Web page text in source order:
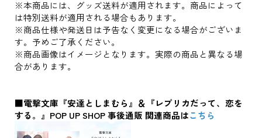
※本商品には、グッズ送料が適用されます。商品によって
は特別送料が適用される場合もあります。
※商品仕様や発送日は予告なく変更になる場合がございま
す。予めご了承ください。
※商品画像はイメージとなります。実際の商品と異なる場
合があります。
■電撃文庫『安達としまむら』＆『レプリカだって、恋を
する。』POP UP SHOP 事後通販 関連商品はこちら